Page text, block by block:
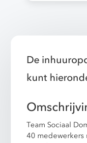
De
kunt
Team Sociaal
40